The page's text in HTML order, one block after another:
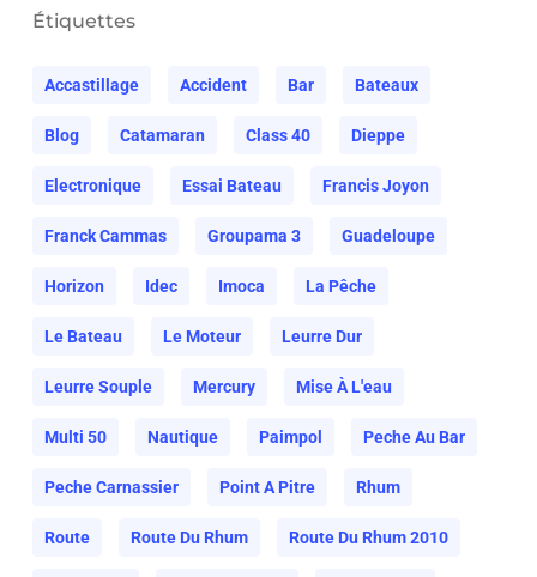
Étiquettes
Accastillage Accident Bar Bateaux
Blog Catamaran Class 40 Dieppe
Electronique Essai Bateau Francis Joyon
Franck Cammas Groupama 3 Guadeloupe
Horizon Idec Imoca La Pêche
Le Bateau Le Moteur Leurre Dur
Leurre Souple Mercury Mise À L'eau
Multi 50 Nautique Paimpol Peche Au Bar
Peche Carnassier Point A Pitre Rhum
Route Route Du Rhum Route Du Rhum 2010